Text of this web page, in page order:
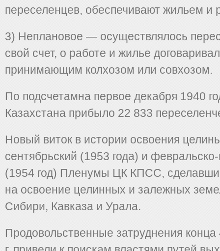
переселенцев, обеспечивают жильем и
3) Неплановое — осуществлялось
свой счет, о работе и жилье
принимающим колхозом или совхозом.
По подсчетамна первое декабря 1940
Казахстана прибыло 22 833
Новый виток в истории освоения
сентябрьский (1953 года) и
(1954 год) Пленумы ЦК КПСС,
на освоение целинных и залежных
Сибири, Кавказа и Урала.
Продовольственные затруднения